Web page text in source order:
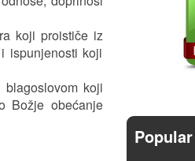
koji proističe iz
ispunjenosti koji
koji
Božje obećanje
Popular